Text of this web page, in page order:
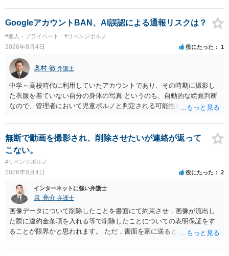
GoogleアカウントBAN、AI誤認による通報リスクは？
#個人・プライベート #リベンジポルノ
2026年8月4日 役にたった 1
奥村 徹 弁護士
中学～高校時代に利用していたアカウントであり、その時期に撮影し
た衣服を着ていない自分の身体の写真 というのも、自動的な絵面判断
なので、管理者において児童ポルノと判定される可能性があります。
無断で動画を撮影され、削除させたいが連絡が返って
こない。
#リベンジポルノ
2026年8月4日 役にたった 2
インターネットに強い弁護士
泉 亮介 弁護士
画像データについて削除したことを書面にて約束させ，画像が流出し
た際に違約金条項を入れる等で削除したことについての表明保証をす
ることが限界かと思われます。 ただ，書面を家に送ると家族に不貞行
除等を求めることは避けたほうが良いかと思われます。